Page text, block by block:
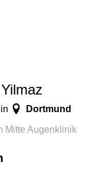
in Dortmund
Mitte Augenklinik